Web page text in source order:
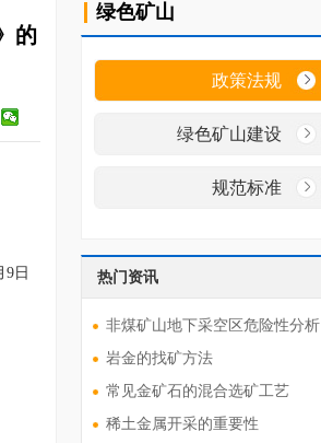
的
9日
绿色矿山
政策法规
绿色矿山建设
规范标准
热门资讯
非煤矿山地下采空区危险性分析
岩金的找矿方法
常见金矿石的混合选矿工艺
稀土金属开采的重要性